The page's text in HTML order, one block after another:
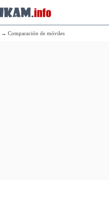
→ Comparación de móviles